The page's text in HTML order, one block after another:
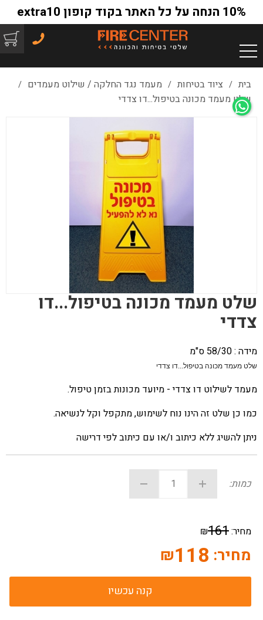
10% הנחה על כל האתר בקוד קופון extra10
בית / ציוד בטיחות / מעמד נגד החלקה / שילוט מעמדים /
שלט מעמד מכונה בטיפול...דו צדדי
שלט מעמד מכונה בטיפול...דו
צדדי
מידה : 58/30 ס"מ
שלט מעמד מכונה בטיפול...דו צדדי
מעמד לשילוט דו צדדי - מיועד מכונות בזמן טיפול.
כמו כן שלט זה הינו נוח לשימוש, מתקפל וקל לנשיאה.
ניתן להשיג ללא כיתוב ו/או עם כיתוב לפי דרישה
כמות:
מחיר:161
₪
מחיר: 118
₪
קנה עכשיו